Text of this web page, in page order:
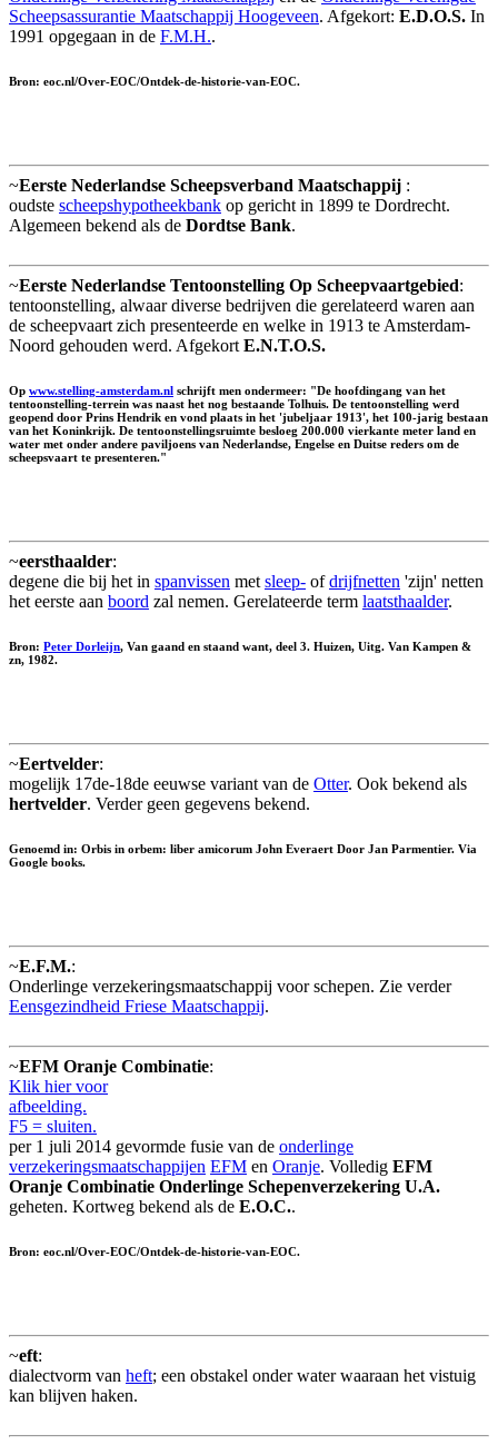
Scheepsassurantie Maatschappij Hoogeveen. Afgekort: E.D.O.S. In
1991 opgegaan in de F.M.H..
Bron: eoc.nl/Over-EOC/Ontdek-de-historie-van-EOC.
~Eerste Nederlandse Scheepsverband Maatschappij :
oudste scheepshypotheekbank op gericht in 1899 te Dordrecht.
Algemeen bekend als de Dordtse Bank.
~Eerste Nederlandse Tentoonstelling Op Scheepvaartgebied:
tentoonstelling, alwaar diverse bedrijven die gerelateerd waren aan
de scheepvaart zich presenteerde en welke in 1913 te Amsterdam-
Noord gehouden werd. AfgekortE.N.T.O.S.
Op www.stelling-amsterdam.nl schrijft men ondermeer: "De hoofdingang van het
tentoonstelling-terrein was naast het nog bestaande Tolhuis. De tentoonstelling werd
geopend door Prins Hendrik en vond plaats in het 'jubeljaar 1913', het 100-jarig bestaan
van het Koninkrijk. De tentoonstellingsruimte besloeg 200.000 vierkante meter land en
water met onder andere paviljoens van Nederlandse, Engelse en Duitse reders om de
scheepsvaart te presenteren."
~eersthaalder:
degene die bij het in spanvissen met sleep- ofdrijfnetten 'zijn' netten
het eerste aan boord zal nemen. Gerelateerde term laatsthaalder.
Bron: Peter Dorleijn, Van gaand en staand want, deel 3. Huizen, Uitg. Van Kampen &
zn, 1982.
~Eertvelder:
mogelijk 17de-18de eeuwse variant van de Otter. Ook bekend als
hertvelder. Verder geen gegevens bekend.
Genoemd in: Orbis in orbem: liber amicorum John Everaert Door Jan Parmentier. Via
Google books.
~E.F.M.:
Onderlinge verzekeringsmaatschappij voor schepen. Zie verder
Eensgezindheid Friese Maatschappij.
~EFM Oranje Combinatie:
Klik hier voor
afbeelding.
F5 = sluiten.
per 1 juli 2014 gevormde fusie van de onderlinge
verzekeringsmaatschappijen EFM en Oranje. Volledig EFM
Oranje Combinatie Onderlinge Schepenverzekering U.A.
geheten. Kortweg bekend als de E.O.C..
Bron: eoc.nl/Over-EOC/Ontdek-de-historie-van-EOC.
~eft:
dialectvorm van heft; een obstakel onder water waaraan het vistuig
kan blijven haken.